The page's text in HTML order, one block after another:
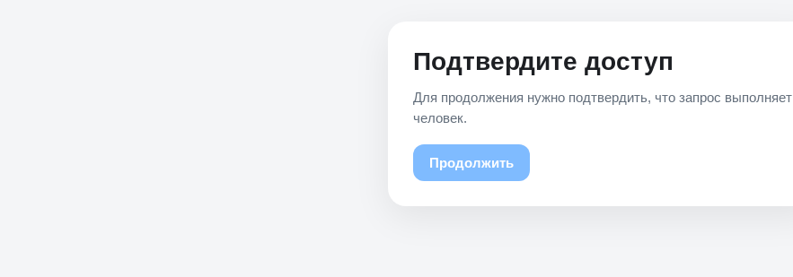
Подтвердите доступ
Для продолжения нужно подтвердить, что запрос выполняет
человек.
Продолжить